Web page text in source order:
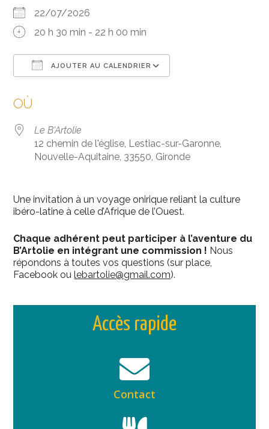
22/07/2026
20 h 30 min - 22 h 00 min
AJOUTER AU CALENDRIER
OÙ
Le B'Artolie
12 chemin de l'église, Lestiac-sur-Garonne,
Nouvelle-Aquitaine, 33550, Gironde
Une invitation à un voyage onirique reliant la culture
ibéro-latine à celle d’Afrique de l’Ouest.
Chaque adhérent peut participer à l’aventure du
B’Artolie en intégrant une commission ! Nous
répondons à toutes vos questions (sur place,
Facebook oulebartolie@gmail.com).
Accès rapide
Contact